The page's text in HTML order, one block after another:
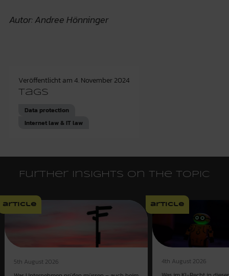
Autor: Andree Hönninger
Veröffentlicht am4. November 2024
Tags
Data protection
Internet law & IT law
Further insights on the topic
article
5th August 2026
article
4th August 2026